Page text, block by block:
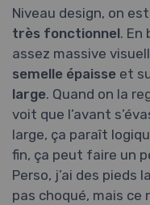
Niveau design, on
très fonctionnel. En
assez massive
semelle épaisse et
large. Quand on la
voit que l’avant
large, ça paraît
fin, ça peut faire un
Perso, j’ai des pieds
pas choqué, mais ce